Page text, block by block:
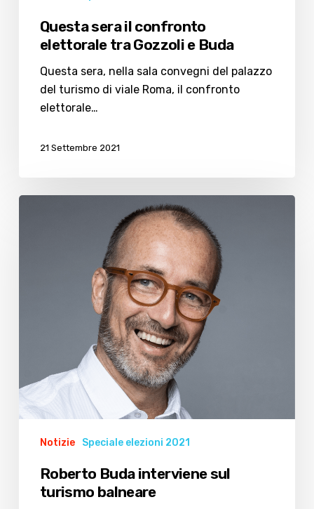
Questa sera il confronto
elettorale tra Gozzoli e Buda
Questa sera, nella sala convegni del palazzo
del turismo di viale Roma, il confronto
elettorale…
21 Settembre 2021
Notizie Speciale elezioni 2021
Roberto Buda interviene sul
turismo balneare